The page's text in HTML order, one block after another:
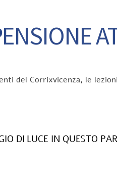
del Corrixvicenza, le
DI LUCE IN QUESTO